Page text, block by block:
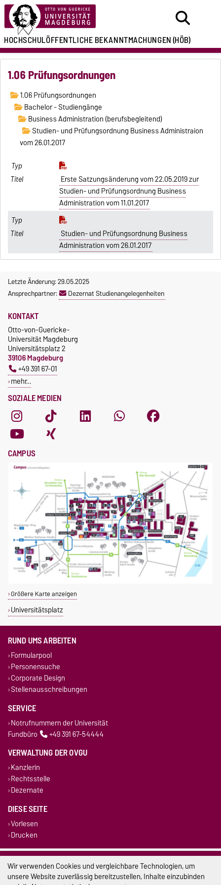
HOCHSCHULÖFFENTLICHEBEKANNTMACHUNGEN(HÖB)
1.06 Prüfungsordnungen
1.06 Prüfungsordnungen
Bachelor - Studiengänge
Business Administration (berufsbegleitend)
Studien- und Prüfungsordnung Business Administraion
vom 26.01.2017
Erste Satzungsänderung vom 22.05.2019 zur
Studien- und Prüfungsordnung Business
Administration vom 11.01.2017
Studien- und Prüfungsordnung Business
Administration vom 26.01.2017
Letzte Änderung: 29.05.2025
Ansprechpartner:
Dezernat Studienangelegenheiten
SOZIALE MEDIEN
KONTAKT
Otto-von-Guericke-
Universität Magdeburg
Universitätsplatz 2
39106 Magdeburg
+49 391 67-01
mehr…
CAMPUS
Größere Karte anzeigen
Universitätsplatz
RUND UMS ARBEITEN
Formularpool
Personensuche
Corporate Design
Stellenausschreibungen
SERVICE
Notrufnummern der Universität
Fundbüro
+49 391 67-54444
VERWALTUNG DER OVGU
Kanzlerin
Rechtsstelle
Dezernate
DIESE SEITE
Vorlesen
Drucken
Impressum
Datenschutz
Wir verwenden Cookies und vergleichbare Technologien, um
unsere Website zuverlässig bereitzustellen, Inhalte einzubinden